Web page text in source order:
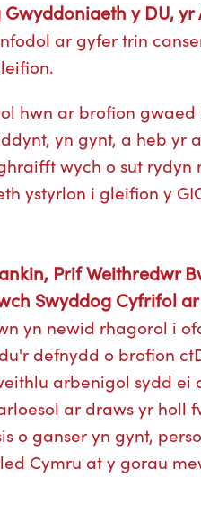
y DU, yr
ar gyfer trin
hwn ar brofion
yn gynt, a heb yr
wych o sut
ystyrlon i gleifion y
Prif Weithredwr
Swyddog Cyfrifol
yn newid rhagorol i
defnydd o brofion
arbenigol sydd ei
ar draws yr holl
o ganser yn gynt,
Cymru at y gorau